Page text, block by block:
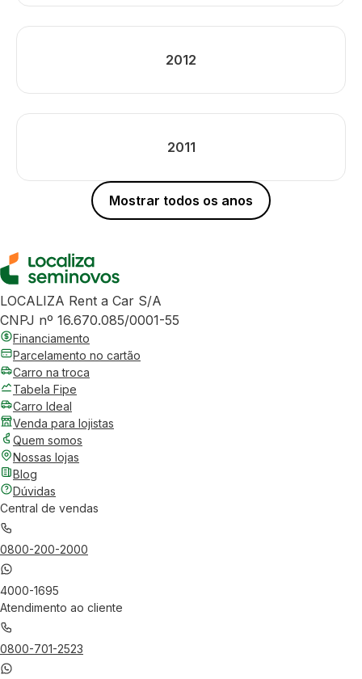
2012
2011
Mostrar todos os anos
LOCALIZA Rent a Car S/A
CNPJ nº 16.670.085/0001-55
Financiamento
Parcelamento no cartão
Carro na troca
Tabela Fipe
Carro Ideal
Venda para lojistas
Quem somos
Nossas lojas
Blog
Dúvidas
Central de vendas
0800-200-2000
4000-1695
Atendimento ao cliente
0800-701-2523